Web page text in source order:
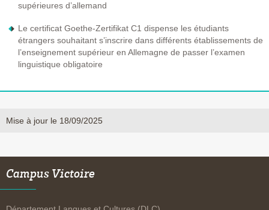
supérieures d’allemand
Le certificat Goethe-Zertifikat C1 dispense les étudiants
étrangers souhaitant s’inscrire dans différents établissements de
l’enseignement supérieur en Allemagne de passer l’examen
linguistique obligatoire
Mise à jour le 18/09/2025
Campus Victoire